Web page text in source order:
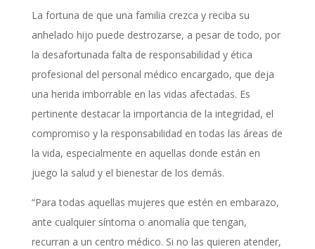
La fortuna de que una familia crezca y reciba su
anhelado hijo puede destrozarse, a pesar de todo, por
la desafortunada falta de responsabilidad y ética
profesional del personal médico encargado, que deja
una herida imborrable en las vidas afectadas. Es
pertinente destacar la importancia de la integridad, el
compromiso y la responsabilidad en todas las áreas de
la vida, especialmente en aquellas donde están en
juego la salud y el bienestar de los demás.
“Para todas aquellas mujeres que estén en embarazo,
ante cualquier síntoma o anomalía que tengan,
recurran a un centro médico. Si no las quieren atender,